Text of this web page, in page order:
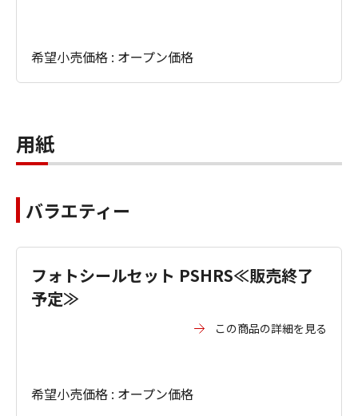
希望小売価格 : オープン価格
用紙
バラエティー
フォトシールセット PSHRS≪販売終了
予定≫
この商品の詳細を見る
希望小売価格 : オープン価格